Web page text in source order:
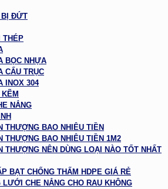
BỊ ĐỨT
THÉP
BỌC NHỰA
CẨU TRỤC
INOX 304
NẮNG
THƯỢNG BAO NHIÊU TIỀN
THƯỢNG BAO NHIÊU TIỀN 1M2
THƯỢNG NÊN DÙNG LOẠI NÀO TỐT NHẤT
BẠT CHỐNG THẤM HDPE GIÁ RẺ
LƯỚI CHE NẮNG CHO RAU KHÔNG